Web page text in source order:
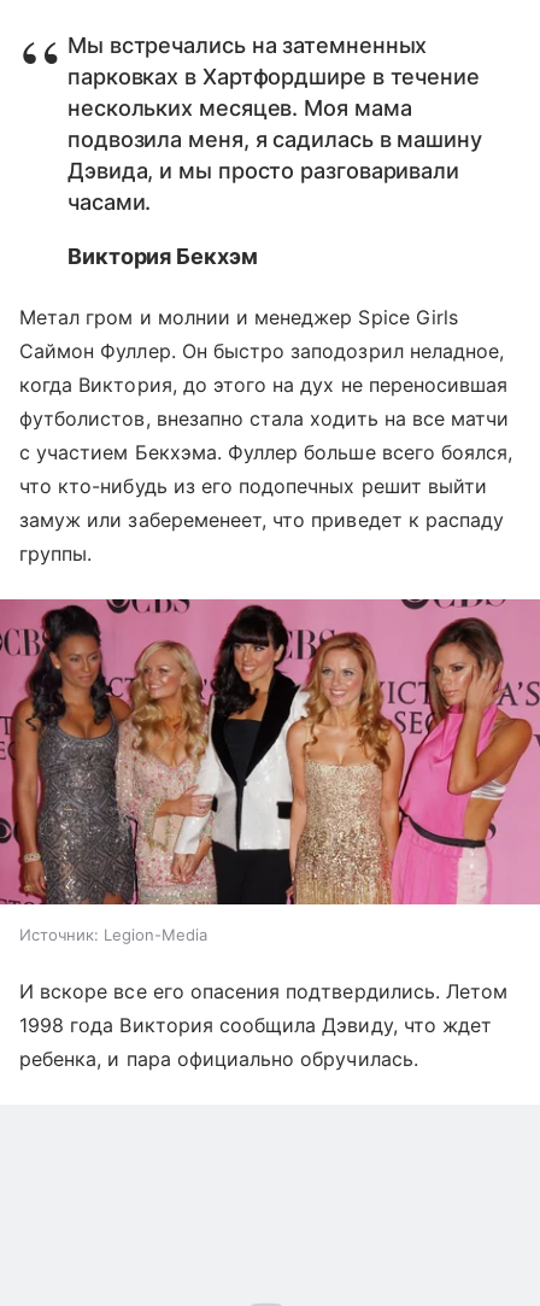
Мы встречались на затемненных
парковках в Хартфордшире в течение
нескольких месяцев. Моя мама
подвозила меня, я садилась в машину
Дэвида, и мы просто разговаривали
часами.
Виктория Бекхэм
Метал гром и молнии и менеджер Spice Girls
Саймон Фуллер. Он быстро заподозрил неладное,
когда Виктория, до этого на дух не переносившая
футболистов, внезапно стала ходить на все матчи
с участием Бекхэма. Фуллер больше всего боялся,
что кто-нибудь из его подопечных решит выйти
замуж или забеременеет, что приведет к распаду
группы.
Источник: Legion-Media
И вскоре все его опасения подтвердились. Летом
1998 года Виктория сообщила Дэвиду, что ждет
ребенка, и пара официально обручилась.